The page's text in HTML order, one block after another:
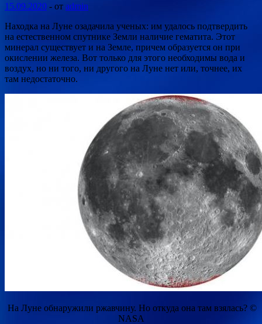
15.09.2020 - от admin
Находка на Луне озадачила ученых: им удалось подтвердить
на естественном спутнике Земли наличие гематита. Этот
минерал существует и на Земле, причем образуется он при
окислении железа. Вот только для этого необходимы вода и
воздух, но ни того, ни другого на Луне нет или, точнее, их
там недостаточно.
На Луне обнаружили ржавчину. Но откуда она там взялась? ©
NASA